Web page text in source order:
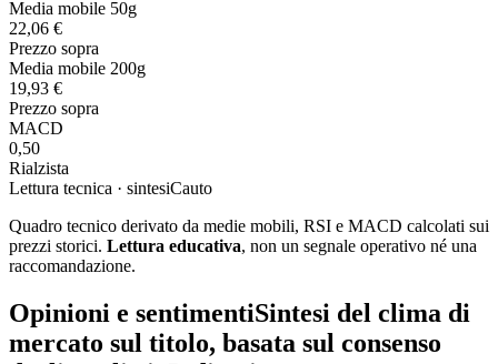
Media mobile 50g
22,06 €
Prezzo sopra
Media mobile 200g
19,93 €
Prezzo sopra
MACD
0,50
Rialzista
Lettura tecnica · sintesiCauto
Quadro tecnico derivato da medie mobili, RSI e MACD calcolati sui
prezzi storici. Lettura educativa, non un segnale operativo né una
raccomandazione.
Opinioni e sentimentiSintesi del clima di
mercato sul titolo, basata sul consenso